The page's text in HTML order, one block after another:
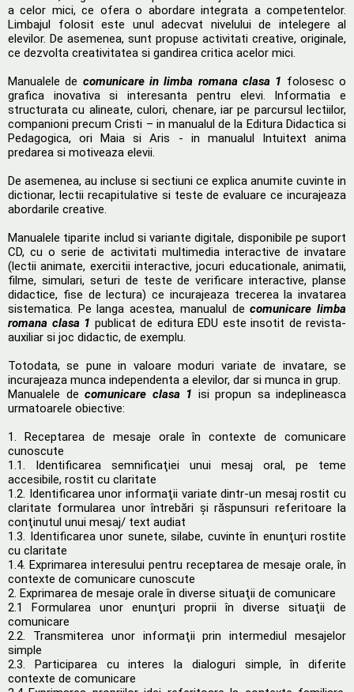
a celor mici, ce ofera o abordare integrata a competentelor.
Limbajul folosit este unul adecvat nivelului de intelegere al
elevilor. De asemenea, sunt propuse activitati creative, originale,
ce dezvolta creativitatea si gandirea critica acelor mici.
Manualele de comunicare in limba romana clasa 1 folosesc o
grafica inovativa si interesanta pentru elevi. Informatia e
structurata cu alineate, culori, chenare, iar pe parcursul lectiilor,
companioni precum Cristi – in manualul de la Editura Didactica si
Pedagogica, ori Maia si Aris - in manualul Intuitext anima
predarea si motiveaza elevii.
De asemenea, au incluse si sectiuni ce explica anumite cuvinte in
dictionar, lectii recapitulative si teste de evaluare ce incurajeaza
abordarile creative.
Manualele tiparite includ si variante digitale, disponibile pe suport
CD, cu o serie de activitati multimedia interactive de invatare
(lectii animate, exercitii interactive, jocuri educationale, animatii,
filme, simulari, seturi de teste de verificare interactive, planse
didactice, fise de lectura) ce incurajeaza trecerea la invatarea
sistematica. Pe langa acestea, manualul decomunicare limba
romana clasa 1 publicat de editura EDU este insotit de revista-
auxiliar si joc didactic, de exemplu.
Totodata, se pune in valoare moduri variate de invatare, se
incurajeaza munca independenta a elevilor, dar si munca in grup.
Manualele de comunicare clasa 1 isi propun sa indeplineasca
urmatoarele obiective:
1. Receptarea de mesaje orale în contexte de comunicare
cunoscute
1.1. Identificarea semnificaţiei unui mesaj oral, pe teme
accesibile, rostit cu claritate
1.2. Identificarea unor informaţii variate dintr-un mesaj rostit cu
claritate formularea unor întrebări şi răspunsuri referitoare la
conţinutul unui mesaj/ text audiat
1.3. Identificarea unor sunete, silabe, cuvinte în enunţuri rostite
cu claritate
1.4. Exprimarea interesului pentru receptarea de mesaje orale, în
contexte de comunicare cunoscute
2. Exprimarea de mesaje orale în diverse situaţii de comunicare
2.1 Formularea unor enunţuri proprii în diverse situaţii de
comunicare
2.2. Transmiterea unor informaţii prin intermediul mesajelor
simple
2.3. Participarea cu interes la dialoguri simple, în diferite
contexte de comunicare